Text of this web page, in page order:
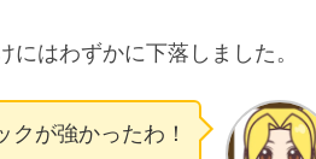
はわずかに下落しました。
クが強かったわ！